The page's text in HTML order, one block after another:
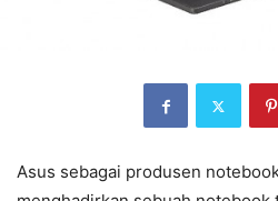
Asus sebagai produsen